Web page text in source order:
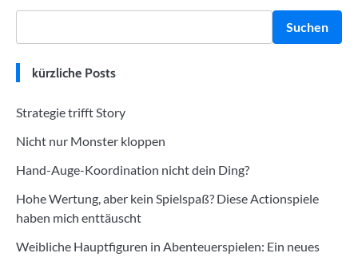
Suchen
kürzliche Posts
Strategie trifft Story
Nicht nur Monster kloppen
Hand-Auge-Koordination nicht dein Ding?
Hohe Wertung, aber kein Spielspaß? Diese Actionspiele
haben mich enttäuscht
Weibliche Hauptfiguren in Abenteuerspielen: Ein neues